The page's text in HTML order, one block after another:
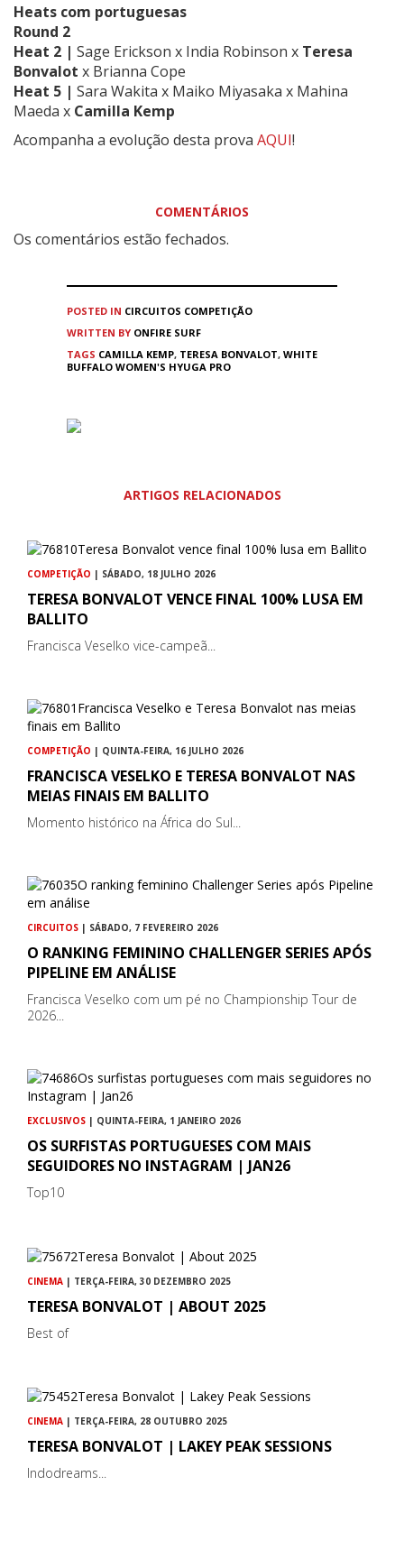
Heats com portuguesas
Round 2
Heat 2 | Sage Erickson x India Robinson x Teresa
Bonvalot x Brianna Cope
Heat 5 | Sara Wakita x Maiko Miyasaka x Mahina
Maeda x Camilla Kemp
Acompanha a evolução desta prova AQUI!
COMENTÁRIOS
Os comentários estão fechados.
POSTED IN CIRCUITOS COMPETIÇÃO
WRITTEN BY ONFIRE SURF
TAGS CAMILLA KEMP, TERESA BONVALOT, WHITE
BUFFALO WOMEN'S HYUGA PRO
ARTIGOS RELACIONADOS
COMPETIÇÃO | SÁBADO, 18 JULHO 2026
TERESA BONVALOT VENCE FINAL 100% LUSA EM
BALLITO
Francisca Veselko vice-campeã...
COMPETIÇÃO | QUINTA-FEIRA, 16 JULHO 2026
FRANCISCA VESELKO E TERESA BONVALOT NAS
MEIAS FINAIS EM BALLITO
Momento histórico na África do Sul...
CIRCUITOS | SÁBADO, 7 FEVEREIRO 2026
O RANKING FEMININO CHALLENGER SERIES APÓS
PIPELINE EM ANÁLISE
Francisca Veselko com um pé no Championship Tour de
2026...
EXCLUSIVOS | QUINTA-FEIRA, 1 JANEIRO 2026
OS SURFISTAS PORTUGUESES COM MAIS
SEGUIDORES NO INSTAGRAM | JAN26
Top10
CINEMA | TERÇA-FEIRA, 30 DEZEMBRO 2025
TERESA BONVALOT | ABOUT 2025
Best of
CINEMA | TERÇA-FEIRA, 28 OUTUBRO 2025
TERESA BONVALOT | LAKEY PEAK SESSIONS
Indodreams...